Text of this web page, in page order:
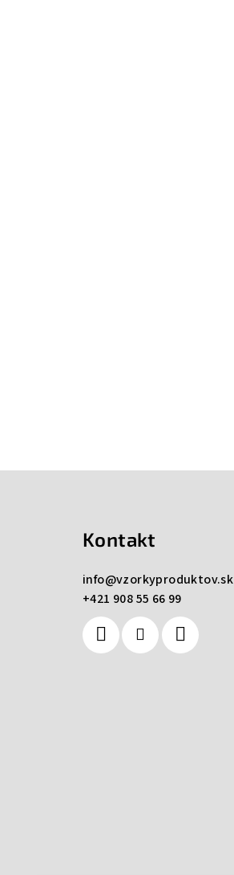
Kontakt
info@vzorkyproduktov.sk
+421 908 55 66 99